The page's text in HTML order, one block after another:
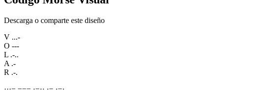
Descarga o comparte este diseño
V ...-
O ---
L .-..
A .-
R .-.
···− −−− ·−·· ·− ·−·